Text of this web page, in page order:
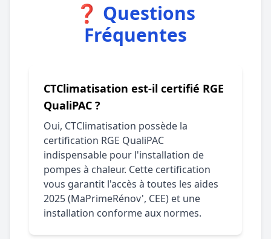
❓ Questions
Fréquentes
CTClimatisation est-il certifié RGE
QualiPAC ?
Oui, CTClimatisation possède la
certification RGE QualiPAC
indispensable pour l'installation de
pompes à chaleur. Cette certification
vous garantit l'accès à toutes les aides
2025 (MaPrimeRénov', CEE) et une
installation conforme aux normes.